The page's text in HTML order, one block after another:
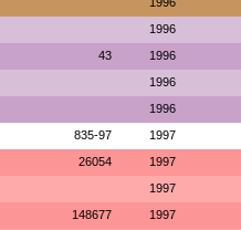
1996
43 1996
1996
1996
835-97 1997
26054 1997
1997
148677 1997